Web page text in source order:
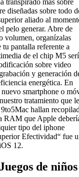
diseñadas sobre todo
aliado al
pelo generar. Abre de
volumen, organízalas
pantalla referente a
de el chip M5
sobre video
y generación
energética. En
nuevo smartphone o
tratamiento que le
9to5Mac hallan
RAM que Apple
tipo del iphone
Efectividad“ fue
12.
de niños